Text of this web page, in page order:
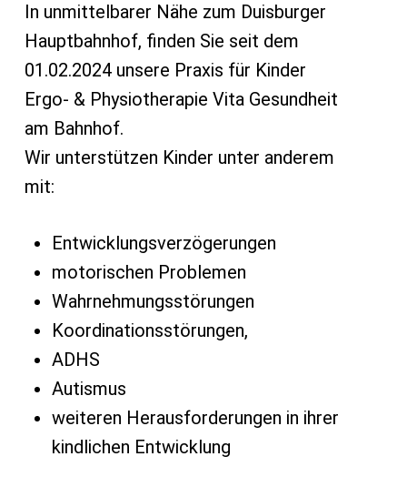
In unmittelbarer Nähe zum Duisburger
Hauptbahnhof, finden Sie seit dem
01.02.2024 unsere Praxis für Kinder
Ergo- & Physiotherapie Vita Gesundheit
am Bahnhof.
Wir unterstützen Kinder unter anderem
mit:
Entwicklungsverzögerungen
motorischen Problemen
Wahrnehmungsstörungen
Koordinationsstörungen,
ADHS
Autismus
weiteren Herausforderungen in ihrer
kindlichen Entwicklung